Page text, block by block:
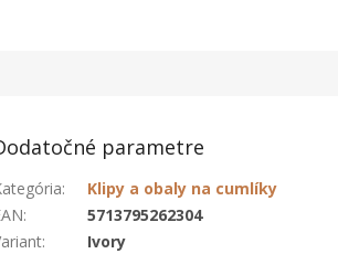
parametre
:
Klipy a obaly na cumlíky
:
5713795262304
: Ivory